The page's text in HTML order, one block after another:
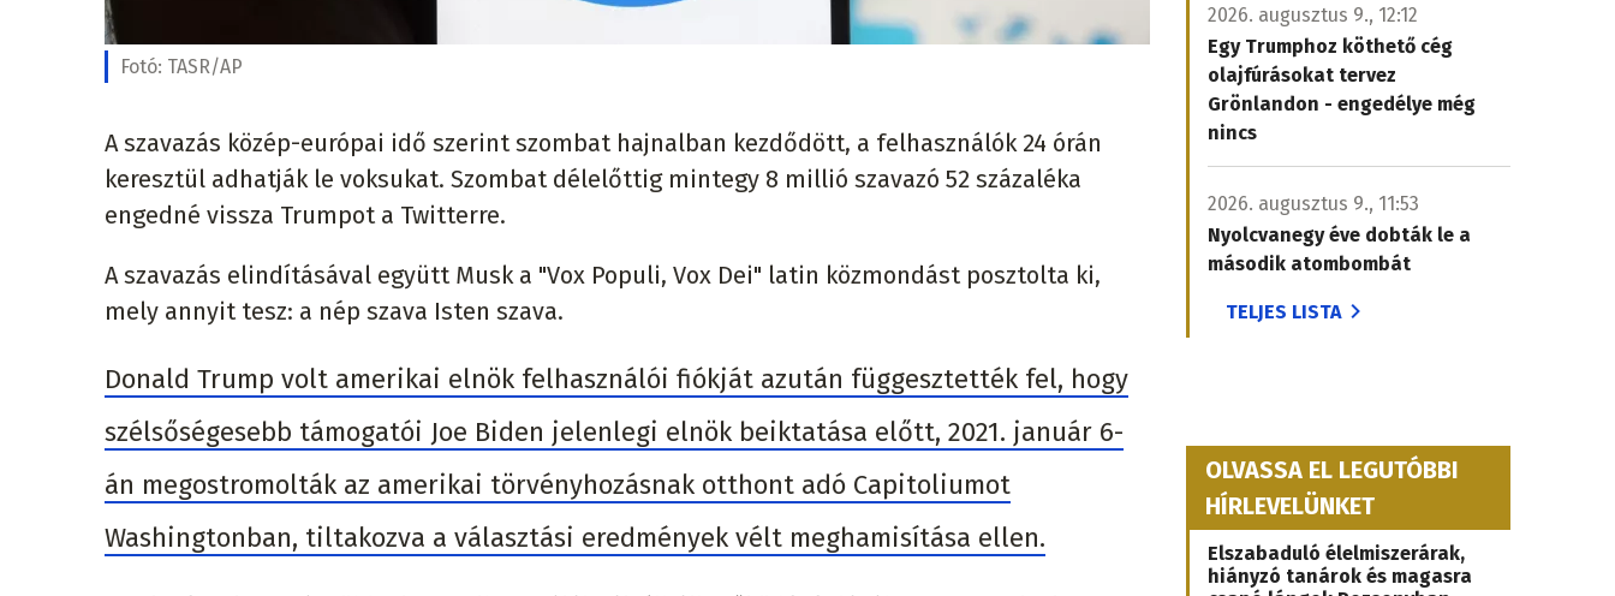
Fotó: TASR/AP
A szavazás közép-európai idő szerint szombat hajnalban kezdődött, a felhasználók 24 órán
keresztül adhatják le voksukat. Szombat délelőttig mintegy 8 millió szavazó 52 százaléka
engedné vissza Trumpot a Twitterre.
A szavazás elindításával együtt Musk a "Vox Populi, Vox Dei" latin közmondást posztolta ki,
mely annyit tesz: a nép szava Isten szava.
Donald Trump volt amerikai elnök felhasználói fiókját azután függesztették fel, hogy
szélsőségesebb támogatói Joe Biden jelenlegi elnök beiktatása előtt, 2021. január 6-
án megostromolták az amerikai törvényhozásnak otthont adó Capitoliumot
Washingtonban, tiltakozva a választási eredmények vélt meghamisítása ellen.
2026. augusztus 9., 12:12
Egy Trumphoz köthető cég
olajfúrásokat tervez
Grönlandon - engedélye még
nincs
2026. augusztus 9., 11:53
Nyolcvanegy éve dobták le a
második atombombát
TELJES LISTA
OLVASSA EL LEGUTÓBBI
HÍRLEVELÜNKET
Elszabaduló élelmiszerárak,
hiányzó tanárok és magasra